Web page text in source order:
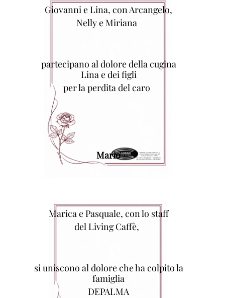
Giovanni e Lina, con Arcangelo,
Nelly e Miriana
partecipano al dolore della cugina
Lina e dei figli
per la perdita del caro
Mario
Marica e Pasquale, con lo staff
del Living Caffè,
si uniscono al dolore che ha colpito la
famiglia
DEPALMA